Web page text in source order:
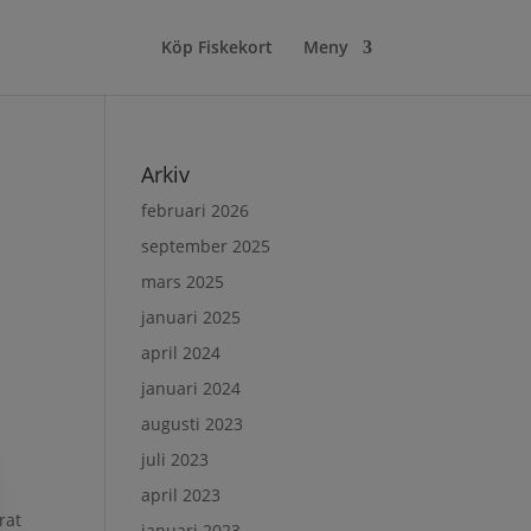
Köp Fiskekort Meny
Arkiv
februari 2026
september 2025
mars 2025
januari 2025
april 2024
januari 2024
augusti 2023
juli 2023
april 2023